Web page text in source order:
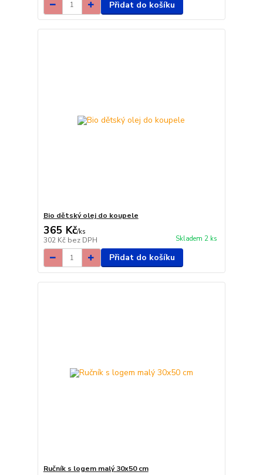
Přidat do košíku
Bio dětský olej do koupele
365 Kč/ks
302 Kč bez DPH Skladem 2 ks
Přidat do košíku
Ručník s logem malý 30x50 cm